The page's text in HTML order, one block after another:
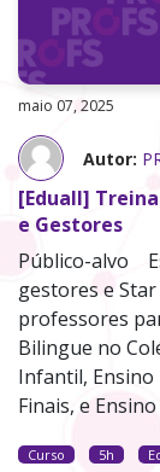
maio 07, 2025
Autor:
[Eduall]
e Gestores
Público-alvo
gestores e
professores
Bilingue no
Infantil, Ensino
Finais, e
Curso 5h